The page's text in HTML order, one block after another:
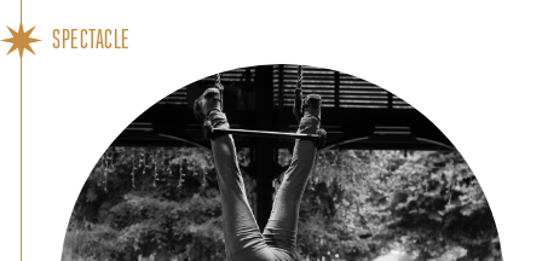
SPECTACLE